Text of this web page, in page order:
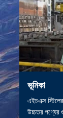
ভূমিকা
এইচএক্স
উচ্চতর পণ্যের